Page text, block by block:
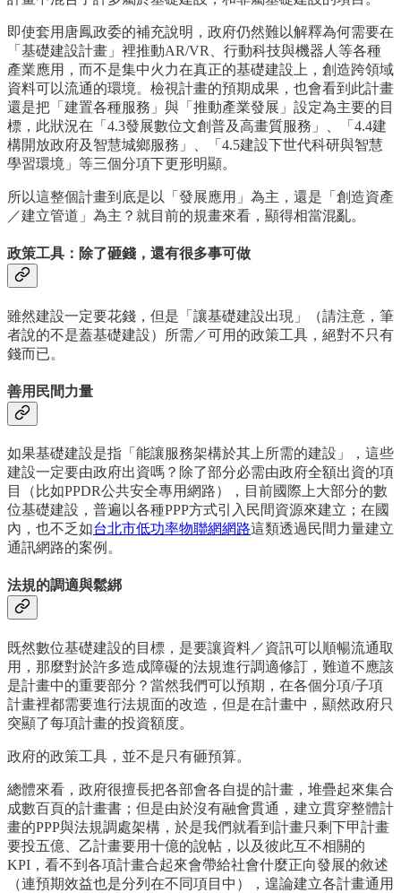
即使套用唐鳳政委的補充說明，政府仍然難以解釋為何需要在
「基礎建設計畫」裡推動AR/VR、行動科技與機器人等各種
產業應用，而不是集中火力在真正的基礎建設上，創造跨領域
資料可以流通的環境。檢視計畫的預期成果，也會看到此計畫
還是把「建置各種服務」與「推動產業發展」設定為主要的目
標，此狀況在「4.3發展數位文創普及高畫質服務」、「4.4建
構開放政府及智慧城鄉服務」、「4.5建設下世代科研與智慧
學習環境」等三個分項下更形明顯。
所以這整個計畫到底是以「發展應用」為主，還是「創造資產
／建立管道」為主？就目前的規畫來看，顯得相當混亂。
政策工具：除了砸錢，還有很多事可做
雖然建設一定要花錢，但是「讓基礎建設出現」（請注意，筆
者說的不是蓋基礎建設）所需／可用的政策工具，絕對不只有
錢而已。
善用民間力量
如果基礎建設是指「能讓服務架構於其上所需的建設」，這些
建設一定要由政府出資嗎？除了部分必需由政府全額出資的項
目（比如PPDR公共安全專用網路），目前國際上大部分的數
位基礎建設，普遍以各種PPP方式引入民間資源來建立；在國
內，也不乏如台北市低功率物聯網網路這類透過民間力量建立
通訊網路的案例。
法規的調適與鬆綁
既然數位基礎建設的目標，是要讓資料／資訊可以順暢流通取
用，那麼對於許多造成障礙的法規進行調適修訂，難道不應該
是計畫中的重要部分？當然我們可以預期，在各個分項/子項
計畫裡都需要進行法規面的改造，但是在計畫中，顯然政府只
突顯了每項計畫的投資額度。
政府的政策工具，並不是只有砸預算。
總體來看，政府很擅長把各部會各自提的計畫，堆疊起來集合
成數百頁的計畫書；但是由於沒有融會貫通，建立貫穿整體計
畫的PPP與法規調處架構，於是我們就看到計畫只剩下甲計畫
要投五億、乙計畫要用十億的說帖，以及彼此互不相關的
KPI，看不到各項計畫合起來會帶給社會什麼正向發展的敘述
（連預期效益也是分列在不同項目中），遑論建立各計畫通用